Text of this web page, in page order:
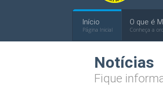
Início
Página Inicial
O que é
Conheça a
Notícias
Fique